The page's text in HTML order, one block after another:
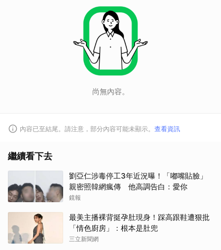
尚無內容。
內容已至結尾。請注意，部分內容可能未顯示。 查看資訊
繼續看下去
劉亞仁涉毒停工3年近況曝！「嘟嘴貼臉」
親密照韓網瘋傳 他高調告白：愛你
鏡報
最美主播裸背挺孕肚現身！踩高跟鞋遭狠批
「情色廚房」：根本是肚兜
三立新聞網